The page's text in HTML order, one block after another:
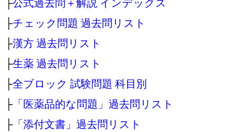
├公式過去問＋解説 インデックス
├チェック問題 過去問リスト
├漢方 過去問リスト
├生薬 過去問リスト
├全ブロック 試験問題 科目別
├ 「医薬品的な問題」過去問リスト
├ 「添付文書」過去問リスト